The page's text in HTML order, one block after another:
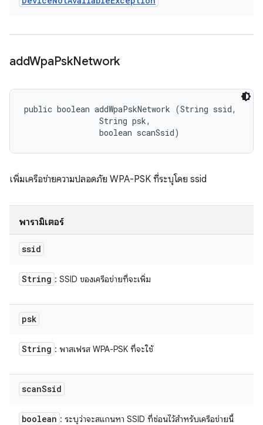
addWpaPskNetwork
public boolean addWpaPskNetwork (String ssid,
                String psk,
                boolean scanSsid)
เพิ่มเครือข่ายความปลอดภัย WPA-PSK ที่ระบุโดย ssid
พารามิเตอร์
ssid
String : SSID ของเครือข่ายที่จะเพิ่ม
psk
String : พาสเฟรส WPA-PSK ที่จะใช้
scanSsid
boolean : ระบุว่าจะสแกนหา SSID ที่ซ่อนไว้สำหรับเครือข่ายนี้